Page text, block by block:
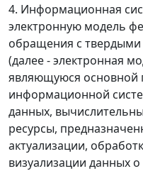
4. Информационная
электронную модель
обращения с
(далее - электронная
являющуюся основной
информационной
данных,
ресурсы,
актуализации,
визуализации данных